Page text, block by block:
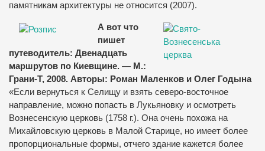
памятникам архитектуры не относится (2007).
А вот что
пишет
путеводитель: Двенадцать
маршрутов по Киевщине. — М.:
Грани-Т, 2008. Авторы: Роман Маленков и Олег Годына
«Если вернуться к Селищу и взять северо-восточное
направление, можно попасть в Лукьяновку и осмотреть
Вознесенскую церковь (1758 г.). Она очень похожа на
Михайловскую церковь в Малой Старице, но имеет более
пропорциональные формы, отчего здание кажется более